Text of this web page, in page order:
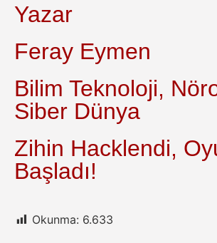
Yazar
Feray Eymen
Bilim Teknoloji,
Siber Dünya
Zihin Hacklendi,
Başladı!
Okunma: 6.633